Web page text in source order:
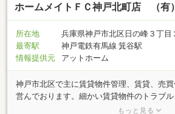
ホームメイトＦＣ神戸北町店 （有
所在地
兵庫県神戸市北区日の峰３丁目
最寄駅
神戸電鉄有馬線 箕谷駅
情報提供元
アットホーム
神戸市北区で主に賃貸物件管理、賃貸、売
営んでおります。細かい賃貸物件のトラブ
対応、退去の立ち合い処理等も当社にお任
もっと見る